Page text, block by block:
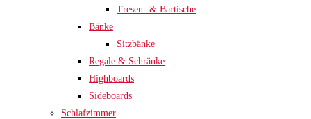
Tresen- & Bartische
Bänke
Sitzbänke
Regale & Schränke
Highboards
Sideboards
Schlafzimmer